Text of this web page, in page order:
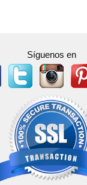
Síguenos en